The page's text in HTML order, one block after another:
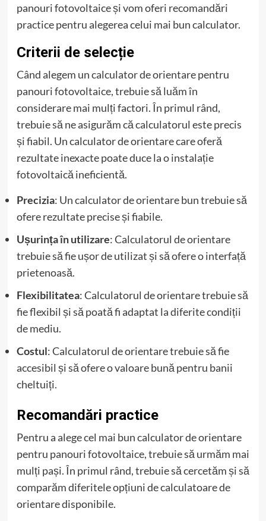
panouri fotovoltaice și vom oferi recomandări
practice pentru alegerea celui mai bun calculator.
Criterii de selecție
Când alegem un calculator de orientare pentru
panouri fotovoltaice, trebuie să luăm în
considerare mai mulți factori. În primul rând,
trebuie să ne asigurăm că calculatorul este precis
și fiabil. Un calculator de orientare care oferă
rezultate inexacte poate duce la o instalație
fotovoltaică ineficientă.
Precizia: Un calculator de orientare bun trebuie să
ofere rezultate precise și fiabile.
Ușurința în utilizare: Calculatorul de orientare
trebuie să fie ușor de utilizat și să ofere o interfață
prietenoasă.
Flexibilitatea: Calculatorul de orientare trebuie să
fie flexibil și să poată fi adaptat la diferite condiții
de mediu.
Costul: Calculatorul de orientare trebuie să fie
accesibil și să ofere o valoare bună pentru banii
cheltuiți.
Recomandări practice
Pentru a alege cel mai bun calculator de orientare
pentru panouri fotovoltaice, trebuie să urmăm mai
mulți pași. În primul rând, trebuie să cercetăm și să
comparăm diferitele opțiuni de calculatoare de
orientare disponibile.